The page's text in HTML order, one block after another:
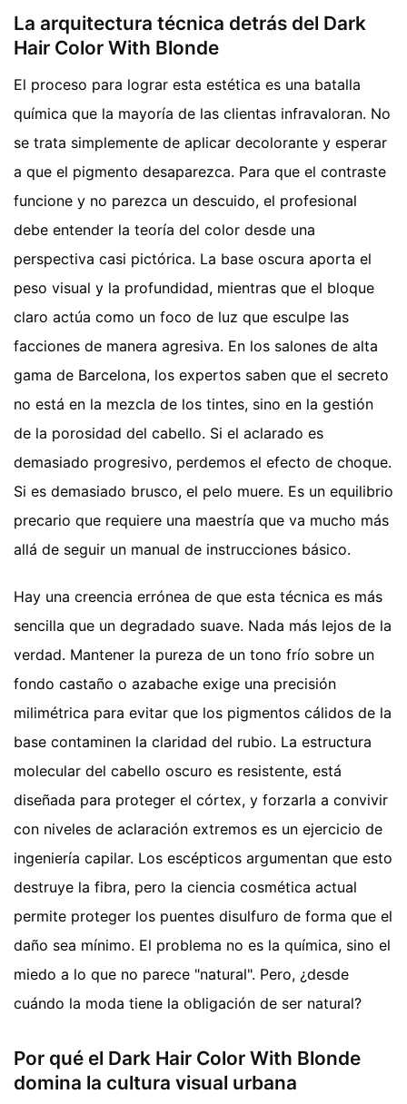
La arquitectura técnica detrás del Dark
Hair Color With Blonde
El proceso para lograr esta estética es una batalla
química que la mayoría de las clientas infravaloran. No
se trata simplemente de aplicar decolorante y esperar
a que el pigmento desaparezca. Para que el contraste
funcione y no parezca un descuido, el profesional
debe entender la teoría del color desde una
perspectiva casi pictórica. La base oscura aporta el
peso visual y la profundidad, mientras que el bloque
claro actúa como un foco de luz que esculpe las
facciones de manera agresiva. En los salones de alta
gama de Barcelona, los expertos saben que el secreto
no está en la mezcla de los tintes, sino en la gestión
de la porosidad del cabello. Si el aclarado es
demasiado progresivo, perdemos el efecto de choque.
Si es demasiado brusco, el pelo muere. Es un equilibrio
precario que requiere una maestría que va mucho más
allá de seguir un manual de instrucciones básico.
Hay una creencia errónea de que esta técnica es más
sencilla que un degradado suave. Nada más lejos de la
verdad. Mantener la pureza de un tono frío sobre un
fondo castaño o azabache exige una precisión
milimétrica para evitar que los pigmentos cálidos de la
base contaminen la claridad del rubio. La estructura
molecular del cabello oscuro es resistente, está
diseñada para proteger el córtex, y forzarla a convivir
con niveles de aclaración extremos es un ejercicio de
ingeniería capilar. Los escépticos argumentan que esto
destruye la fibra, pero la ciencia cosmética actual
permite proteger los puentes disulfuro de forma que el
daño sea mínimo. El problema no es la química, sino el
miedo a lo que no parece "natural". Pero, ¿desde
cuándo la moda tiene la obligación de ser natural?
Por qué el Dark Hair Color With Blonde
domina la cultura visual urbana